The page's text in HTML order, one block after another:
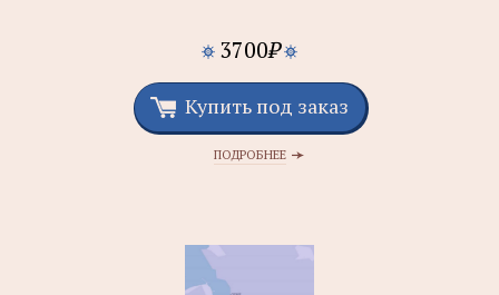
3700₽
Купить под заказ
ПОДРОБНЕЕ